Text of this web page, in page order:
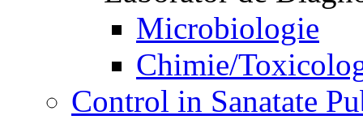
Microbiologie
Chimie/
Control in Sanatate